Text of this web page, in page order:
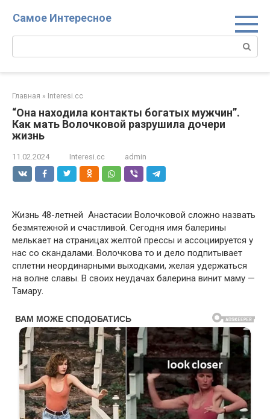
Самое Интересное
Поиск:
Главная » Interesi.cc
“Она находила контакты богатых мужчин”.
Как мать Волочковой разрушила дочери
жизнь
11.02.2024 Interesi.cc admin
Жизнь 48-летней Анастасии Волочковой сложно назвать
безмятежной и счастливой. Сегодня имя балерины
мелькает на страницах желтой прессы и ассоциируется у
нас со скандалами. Волочкова то и дело подпитывает
сплетни неординарными выходками, желая удержаться
на волне славы. В своих неудачах балерина винит маму —
Тамару.